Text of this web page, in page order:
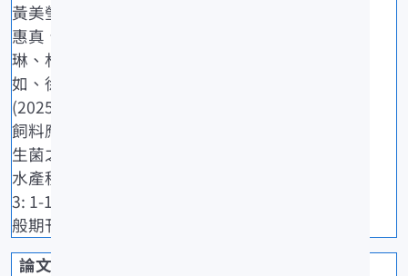
黃美瑩、朱
惠真、陳凱
琳、林玠
如、徐德華
(2025)鮑魚
飼料應用益
生菌之效益.
水產種苗,32
3: 1-10. [一
般期刊]